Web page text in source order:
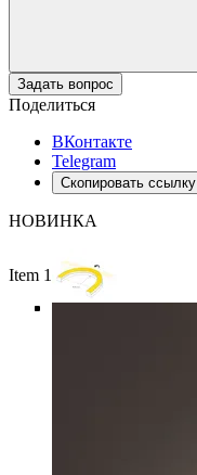
Задать вопрос
Поделиться
ВКонтакте
Telegram
Скопировать ссылку
НОВИНКА
Item 1 of 6